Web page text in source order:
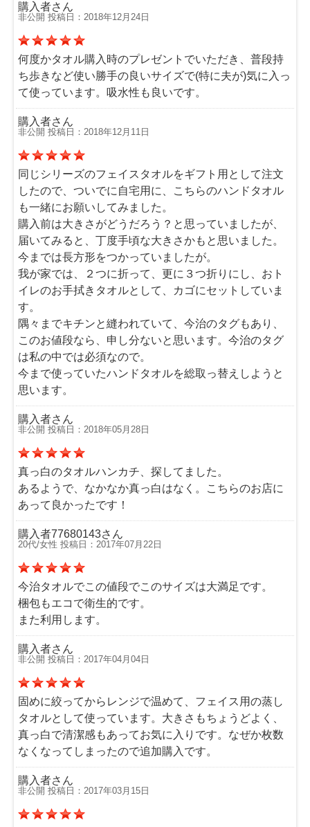
購入者さん
非公開 投稿日：2018年12月24日
何度かタオル購入時のプレゼントでいただき、普段持
ち歩きなど使い勝手の良いサイズで(特に夫が)気に入っ
て使っています。吸水性も良いです。
購入者さん
非公開 投稿日：2018年12月11日
同じシリーズのフェイスタオルをギフト用として注文
したので、ついでに自宅用に、こちらのハンドタオル
も一緒にお願いしてみました。
購入前は大きさがどうだろう？と思っていましたが、
届いてみると、丁度手頃な大きさかもと思いました。
今までは長方形をつかっていましたが。
我が家では、２つに折って、更に３つ折りにし、おト
イレのお手拭きタオルとして、カゴにセットしていま
す。
隅々までキチンと縫われていて、今治のタグもあり、
このお値段なら、申し分ないと思います。今治のタグ
は私の中では必須なので。
今まで使っていたハンドタオルを総取っ替えしようと
思います。
購入者さん
非公開 投稿日：2018年05月28日
真っ白のタオルハンカチ、探してました。
あるようで、なかなか真っ白はなく。こちらのお店に
あって良かったです！
購入者77680143さん
20代/女性 投稿日：2017年07月22日
今治タオルでこの値段でこのサイズは大満足です。
梱包もエコで衛生的です。
また利用します。
購入者さん
非公開 投稿日：2017年04月04日
固めに絞ってからレンジで温めて、フェイス用の蒸し
タオルとして使っています。大きさもちょうどよく、
真っ白で清潔感もあってお気に入りです。なぜか枚数
なくなってしまったので追加購入です。
購入者さん
非公開 投稿日：2017年03月15日